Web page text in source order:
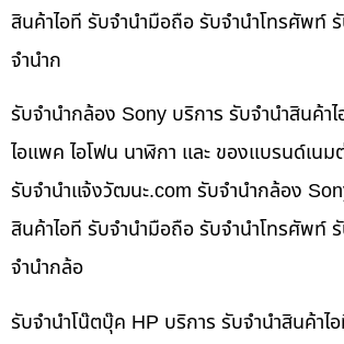
สินค้าไอที รับจำนำมือถือ รับจำนำโทรศัพท์
จำนำก
รับจำนำกล้อง Sony บริการ รับจำนำสินค้า
ไอแพค ไอโฟน นาฬิกา และ ของแบรนด์เนม
รับจํานําแจ้งวัฒนะ.com รับจำนำกล้อง
สินค้าไอที รับจำนำมือถือ รับจำนำโทรศัพท์
จำนำกล้อ
รับจำนำโน๊ตบุ๊ค HP บริการ รับจำนำสินค้าไ